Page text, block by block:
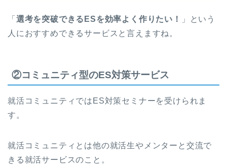
「 選考を突破できるESを効率よく作りたい！
」という
人におすすめできるサービスと言えますね。
②コミュニティ型のES対策サービス
就活コミュニティではES対策セミナーを受けられま
す。
就活コミュニティとは他の就活生やメンターと交流で
きる就活サービスのこと。